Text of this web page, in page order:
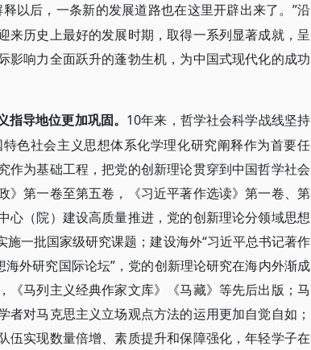
以后，一条新的发展道路也在这里开辟出来了。”沿
来历史上最好的发展时期，取得一系列显著成就，呈
影响力全面跃升的蓬勃生机，为中国式现代化的成功
指导地位更加巩固。 10年来，哲学社会科学战线坚持
色社会主义思想体系化学理化研究阐释作为首要任
作为基础工程，把党的创新理论贯穿到中国哲学社会
》第一卷至第五卷，《习近平著作选读》第一卷、第
心（院）建设高质量推进，党的创新理论分领域思想
一批国家级研究课题；建设海外“习近平总书记著作
外研究国际论坛”，党的创新理论研究在海内外渐成
《马列主义经典作家文库》《马藏》等先后出版；马
对马克思主义立场观点方法的运用更加自觉自如；
伍实现数量倍增、素质提升和保障强化，年轻学子在